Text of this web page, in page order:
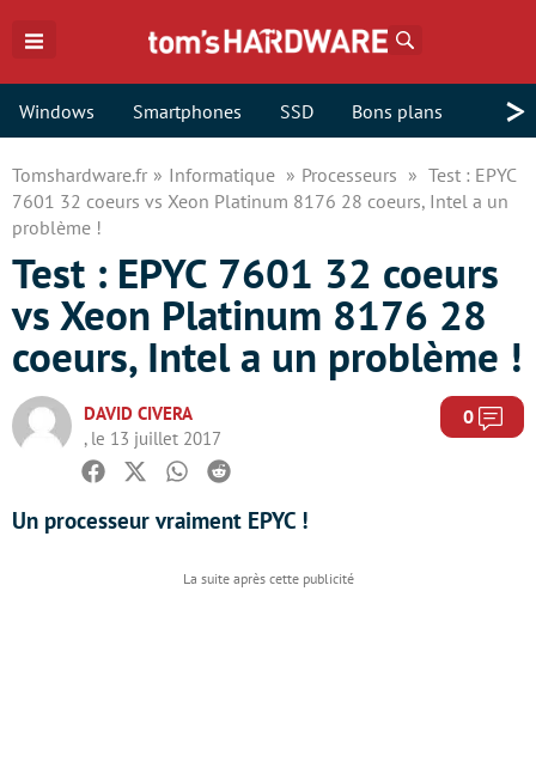
Windows Smartphones SSD Bons plans >
Tomshardware.fr Informatique Processeurs
Test : EPYC
7601 32 coeurs vs Xeon Platinum 8176 28 coeurs, Intel a un
problème !
Test : EPYC 7601 32 coeurs
vs Xeon Platinum 8176 28
coeurs, Intel a un problème !
DAVID CIVERA
, le 13 juillet 2017
0
Facebook
TwitterWhatsapp
Reddit
Un processeur vraiment EPYC !